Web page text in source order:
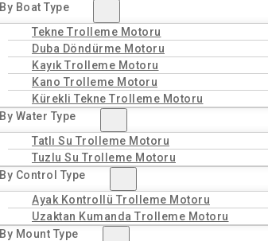
By Boat Type
Tekne Trolleme Motoru
Duba Döndürme Motoru
Kayık Trolleme Motoru
Kano Trolleme Motoru
Kürekli Tekne Trolleme Motoru
By Water Type
Tatlı Su Trolleme Motoru
Tuzlu Su Trolleme Motoru
By Control Type
Ayak Kontrollü Trolleme Motoru
Uzaktan Kumanda Trolleme Motoru
By Mount Type